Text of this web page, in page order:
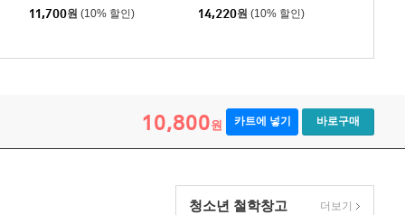
11,700원 (10% 할인)
14,220원 (10% 할인)
10,800원 카트에 넣기 바로구매
청소년 철학창고 더보기